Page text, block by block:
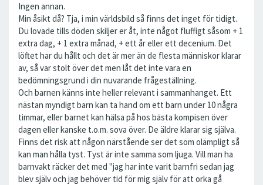
Ingen annan.
Min åsikt då? Tja, i min världsbild så finns det inget för tidigt.
Du lovade tills döden skiljer er åt, inte något fluffigt såsom + 1
extra dag, + 1 extra månad, + ett år eller ett decenium. Det
löftet har du hållt och det är mer än de flesta människor klarar
av, så var stolt över det men låt det inte vara en
bedömningsgrund i din nuvarande frågeställning.
Och barnen känns inte heller relevant i sammanhanget. Ett
nästan myndigt barn kan ta hand om ett barn under 10 några
timmar, eller barnet kan hälsa på hos bästa kompisen över
dagen eller kanske t.o.m. sova över. De äldre klarar sig själva.
Finns det risk att någon närstående ser det som olämpligt så
kan man hålla tyst. Tyst är inte samma som ljuga. Vill man ha
barnvakt räcker det med "jag har inte varit barnfri sedan jag
blev själv och jag behöver tid för mig själv för att orka gå